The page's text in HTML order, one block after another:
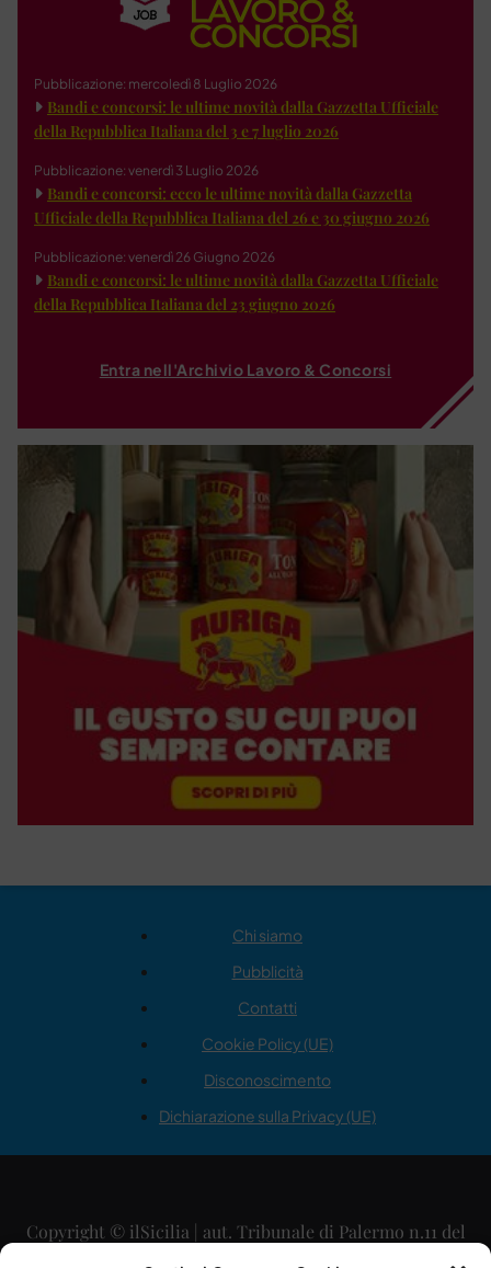
Pubblicazione: mercoledì 8 Luglio 2026
Bandi e concorsi: le ultime novità dalla Gazzetta Ufficiale
della Repubblica Italiana del 3 e 7 luglio 2026
Pubblicazione: venerdì 3 Luglio 2026
Bandi e concorsi: ecco le ultime novità dalla Gazzetta
Ufficiale della Repubblica Italiana del 26 e 30 giugno 2026
Pubblicazione: venerdì 26 Giugno 2026
Bandi e concorsi: le ultime novità dalla Gazzetta Ufficiale
della Repubblica Italiana del 23 giugno 2026
Entra nell'Archivio Lavoro & Concorsi
Chi siamo
Pubblicità
Contatti
Cookie Policy (UE)
Disconoscimento
Dichiarazione sulla Privacy (UE)
Copyright © ilSicilia | aut. Tribunale di Palermo n.11 del
29/09/2015